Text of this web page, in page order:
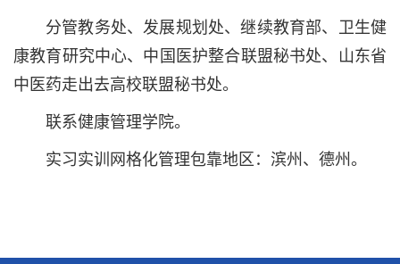
分管教务处、发展规划处、继续教育部、卫生健
康教育研究中心、中国医护整合联盟秘书处、山东省
中医药走出去高校联盟秘书处。
联系健康管理学院。
实习实训网格化管理包靠地区：滨州、德州。